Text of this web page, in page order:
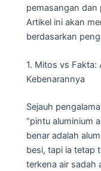
pemasangan dan
Artikel ini akan
berdasarkan
1. Mitos vs Fakta:
Kebenarannya
Sejauh
“pintu aluminium
benar adalah
besi, tapi ia tetap
terkena air sadah